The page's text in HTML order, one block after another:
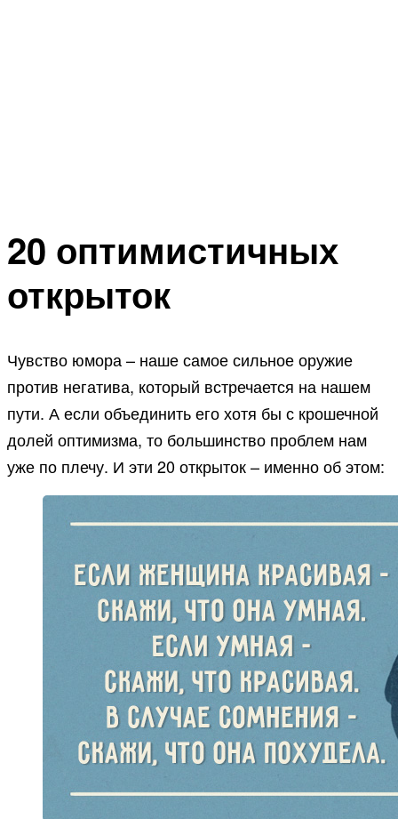
20 оптимистичных
открыток
Чувство юмора – наше самое сильное оружие
против негатива, который встречается на нашем
пути. А если объединить его хотя бы с крошечной
долей оптимизма, то большинство проблем нам
уже по плечу. И эти 20 открыток – именно об этом: